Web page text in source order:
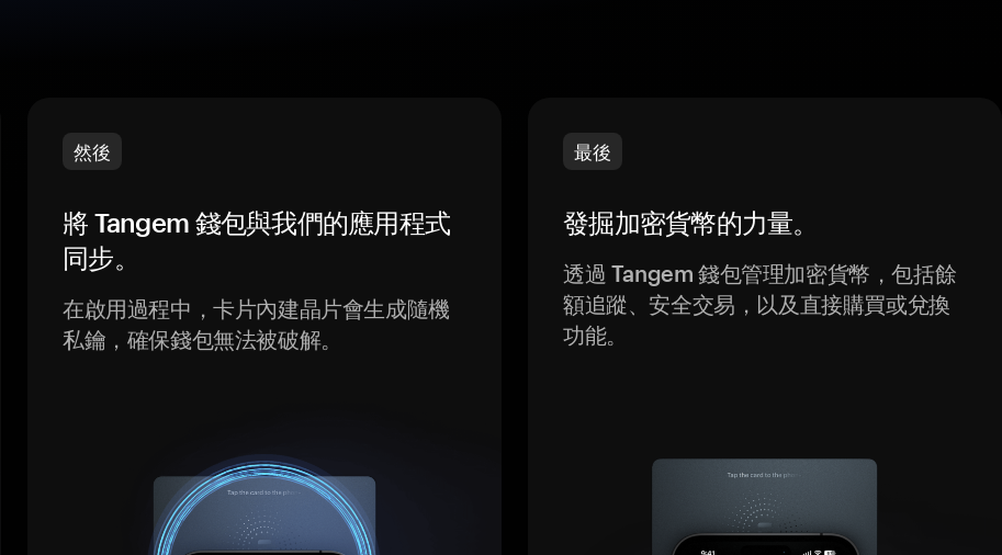
然後
將 Tangem 錢包與我們的應用程式
同步。
在啟用過程中，卡片內建晶片會生成隨機
私鑰，確保錢包無法被破解。
最後
發掘加密貨幣的力量。
透過 Tangem 錢包管理加密貨幣，包括餘
額追蹤、安全交易，以及直接購買或兌換
功能。